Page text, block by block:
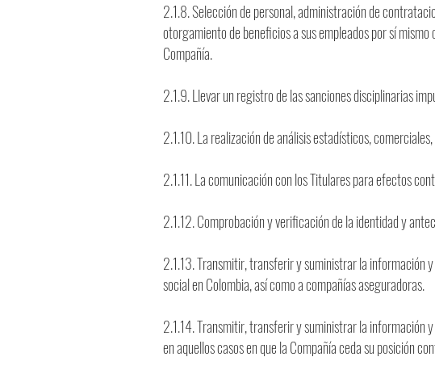
2.1.8. Selección de personal, administración de
otorgamiento de beneficios a sus empleados por sí
Compañía.
2.1.9. Llevar un registro de las sanciones disciplinarias
2.1.10. La realización de análisis estadísticos,
2.1.11. La comunicación con los Titulares para efectos
2.1.12. Comprobación y verificación de la identidad y
2.1.13. Transmitir, transferir y suministrar la información
social en Colombia, así como a compañías aseguradoras.
2.1.14. Transmitir, transferir y suministrar la información
en aquellos casos en que la Compañía ceda su posición